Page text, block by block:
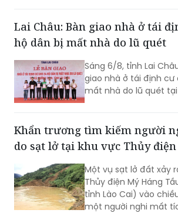
Lai Châu: Bàn giao nhà ở tái
hộ dân bị mất nhà do lũ quét
Sáng 6/8, tỉnh Lai
giao nhà ở tái định cư
mất nhà do lũ quét
Khẩn trương tìm kiếm người
do sạt lở tại khu vực Thủy
Một vụ sạt lở đất xảy
Thủy điện Mý Háng
tỉnh Lào Cai) vào
một người nghi mất